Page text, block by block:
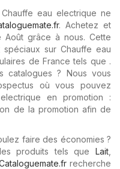
eau electrique ne
. Achetez et
grâce à nous. Cette
sur Chauffe eau
de France tels que .
catalogues ? Nous vous
où vous pouvez
en promotion :
de la promotion afin de
faire des économies ?
produits tels que Lait
recherche